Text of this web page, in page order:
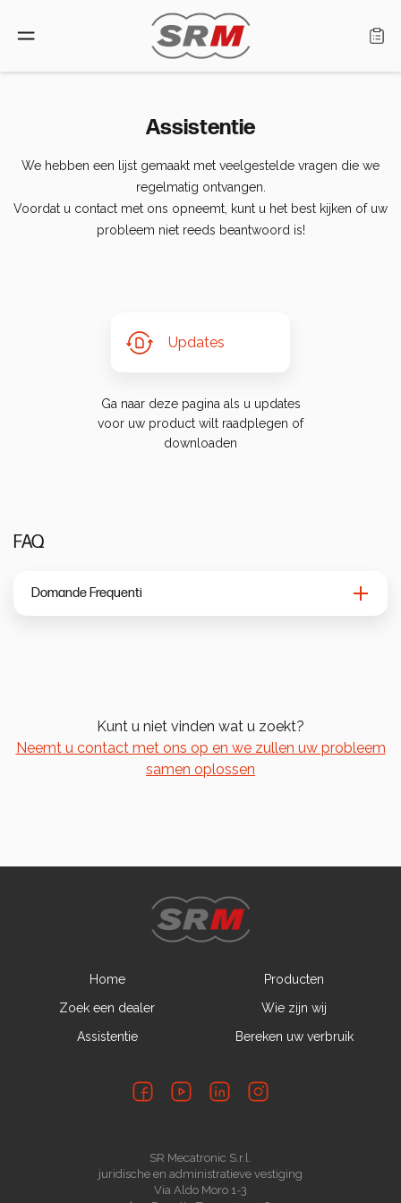
Home
Producten
Assistentie
Bereken uw verbruik
Assistentie
We hebben een lijst gemaakt met veelgestelde vragen die we
regelmatig ontvangen.
Voordat u contact met ons opneemt, kunt u het best kijken of uw
probleem niet reeds beantwoord is!
Updates
Ga naar deze pagina als u updates
voor uw product wilt raadplegen of
downloaden
FAQ
Domande Frequenti
Kunt u niet vinden wat u zoekt?
Neemt u contact met ons op en we zullen uw probleem
samen oplossen
Home
Producten
Zoek een dealer
Wie zijn wij
Assistentie
Bereken uw verbruik
SR Mecatronic S.r.l.
juridische en administratieve vestiging
Via Aldo Moro 1-3